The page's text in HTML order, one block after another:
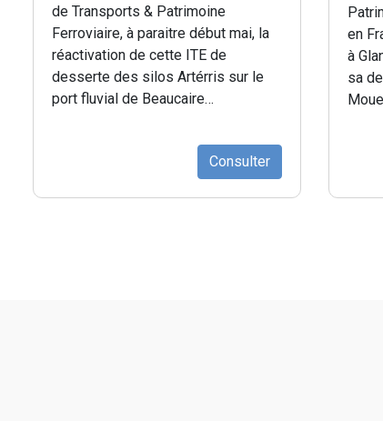
de Transports & Patrimoine
Ferroviaire, à paraitre début mai, la
réactivation de cette ITE de
desserte des silos Artérris sur le
port fluvial de Beaucaire…
Consulter
en
à
sa